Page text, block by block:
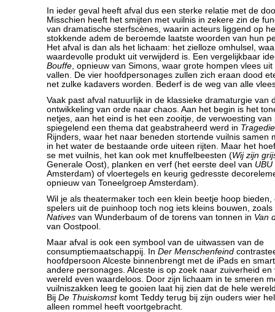
In ieder geval heeft afval dus een sterke relatie met de
Misschien heeft het smijten met vuilnis in zekere zin de
van dramatische sterfscènes, waarin acteurs liggend op
stokkende adem de beroemde laatste woorden van hun
Het afval is dan als het lichaam: het zielloze omhulsel,
waardevolle produkt uit verwijderd is. Een vergelijkbaar
Bouffe, opnieuw van Simons, waar grote hompen vlees
vallen. De vier hoofdpersonages zullen zich eraan dood
net zulke kadavers worden. Bederf is de weg van alle
Vaak past afval natuurlijk in de klassieke dramaturgie van
ontwikkeling van orde naar chaos. Aan het begin is het
netjes, aan het eind is het een zooitje, de verwoesting van
spiegelend een thema dat geabstraheerd werd in Tragedie
Rijnders, waar het naar beneden stortende vuilnis samen
in het water de bestaande orde uiteen rijten. Maar het
se met vuilnis, het kan ook met knuffelbeesten (Wij zijn
Generale Oost), planken en verf (het eerste deel van UBU
Amsterdam) of vloertegels en keurig gedresste
opnieuw van Toneelgroep Amsterdam).
Wil je als theatermaker toch een klein beetje hoop bieden,
spelers uit de puinhoop toch nog iets kleins bouwen,
Natives van Wunderbaum of de torens van tonnen in Van
van Oostpool.
Maar afval is ook een symbool van de uitwassen van de
consumptiemaatschappij. In Der Menschenfeind
hoofdpersoon Alceste binnenbrengt met de iPads en
andere personages. Alceste is op zoek naar zuiverheid en
wereld even waardeloos. Door zijn lichaam in te smeren
vuilniszakken leeg te gooien laat hij zien dat de hele
Bij De Thuiskomstkomt Teddy terug bij zijn ouders wier
alleen rommel heeft voortgebracht.